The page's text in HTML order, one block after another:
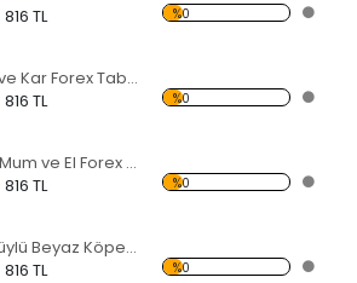
816 TL %0
Karga ve Kar Forex Tablo
816 TL %0
Yanan Mum ve El Forex Tablo
816 TL %0
Uzun Tüylü Beyaz Köpek Forex Tablo
816 TL %0